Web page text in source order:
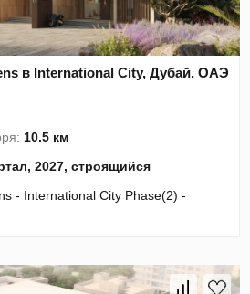
в International City, Дубай, ОАЭ
10.5 км
2027, строящийся
- International City Phase(2) -